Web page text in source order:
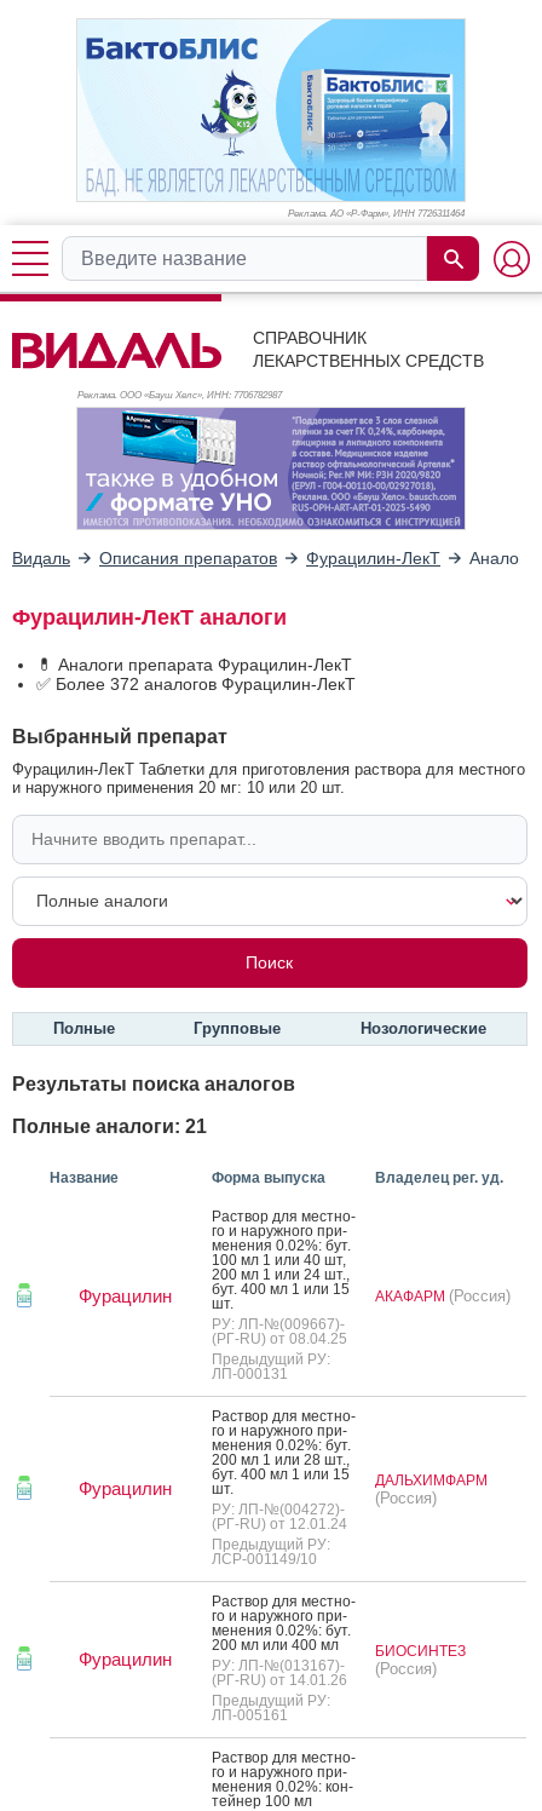
Реклама. АО «Р-Фарм», ИНН 7726311464
СПРАВОЧНИК
ЛЕКАРСТВЕННЫХ СРЕДСТВ
Реклама. ООО «Бауш Хелс», ИНН: 7706782987
Видаль Описания препаратов Фурацилин-ЛекТ Аналоги
Фурацилин-ЛекТ аналоги
💊 Аналоги препарата Фурацилин-ЛекТ
✅ Более 372 аналогов Фурацилин-ЛекТ
Выбранный препарат
Фурацилин-ЛекТ Таблетки для приготовления раствора для местного
и наружного применения 20 мг: 10 или 20 шт.
Полные Групповые Нозологические
Результаты поиска аналогов
Полные аналоги: 21
Название Форма выпуска Владелец рег. уд.
Фурацилин
Рас­твор для мес­тно­
го и на­руж­но­го при­
мене­ния 0.02%: бут.
100 мл 1 или 40 шт,
200 мл 1 или 24 шт.,
бут. 400 мл 1 или 15
шт.
РУ: ЛП-№(009667)-
(РГ-RU) от 08.04.25
Предыдущий РУ:
ЛП-000131
АКАФАРМ (Россия)
Фурацилин
Рас­твор для мес­тно­
го и на­руж­но­го при­
мене­ния 0.02%: бут.
200 мл 1 или 28 шт.,
бут. 400 мл 1 или 15
шт.
РУ: ЛП-№(004272)-
(РГ-RU) от 12.01.24
Предыдущий РУ:
ЛСР-001149/10
ДАЛЬХИМФАРМ
(Россия)
Фурацилин
Рас­твор для мес­тно­
го и на­руж­но­го при­
мене­ния 0.02%: бут.
200 мл или 400 мл
РУ: ЛП-№(013167)-
(РГ-RU) от 14.01.26
Предыдущий РУ:
ЛП-005161
БИОСИНТЕЗ
(Россия)
Рас­твор для мес­тно­
го и на­руж­но­го при­
мене­ния 0.02%: кон­
тей­нер 100 мл